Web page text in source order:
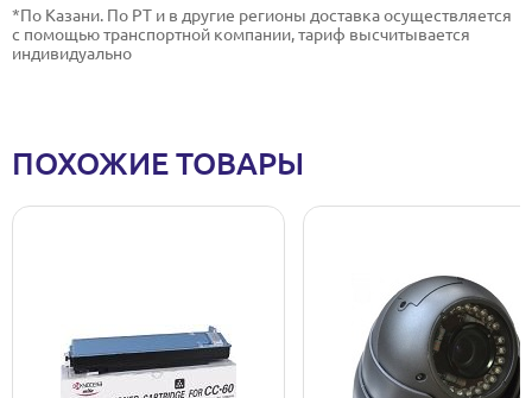
*По Казани. По РТ и в другие регионы доставка осуществляется
с помощью транспортной компании, тариф высчитывается
индивидуально
ПОХОЖИЕ ТОВАРЫ